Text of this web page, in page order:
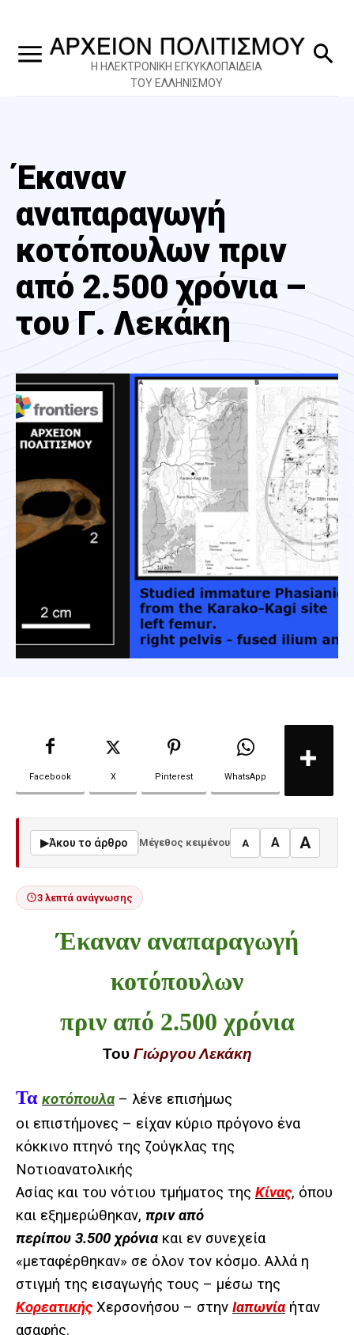
Η ΗΛΕΚΤΡΟΝΙΚΗ ΕΓΚΥΚΛΟΠΑΙΔΕΙΑ
ΤΟΥ ΕΛΛΗΝΙΣΜΟΥ
Έκαναν
αναπαραγωγή
κοτόπουλων πριν
από 2.500 χρόνια –
του Γ. Λεκάκη
Facebook X Pinterest WhatsApp
▶Άκου το άρθρο Μέγεθος κειμένου A A A
3 λεπτά ανάγνωσης
Έκαναν αναπαραγωγή
κοτόπουλων
πριν από 2.500 χρόνια
Του Γιώργου Λεκάκη
Τα κοτόπουλα – λένε επισήμως
οι επιστήμονες – είχαν κύριο πρόγονο ένα
κόκκινο πτηνό της ζούγκλας της
Νοτιοανατολικής
Ασίας και του νότιου τμήματος της Κίνας, όπου
και εξημερώθηκαν, πριν από
περίπου 3.500 χρόνια και εν συνεχεία
«μεταφέρθηκαν» σε όλον τον κόσμο. Αλλά η
στιγμή της εισαγωγής τους – μέσω της
Κορεατικής Χερσονήσου – στην Ιαπωνία ήταν
ασαφής.